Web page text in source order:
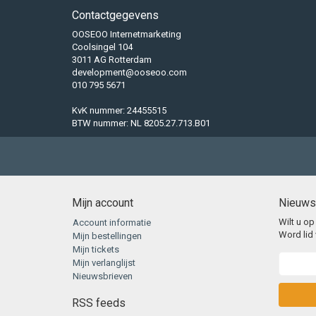
Contactgegevens
OOSEOO Internetmarketing
Coolsingel 104
3011 AG Rotterdam
development@ooseoo.com
010 795 5671
KvK nummer: 24455515
BTW nummer: NL 8205.27.713.B01
Mijn account
Account informatie
Mijn bestellingen
Mijn tickets
Mijn verlanglijst
Nieuwsbrieven
RSS feeds
Wilt u
Word lid